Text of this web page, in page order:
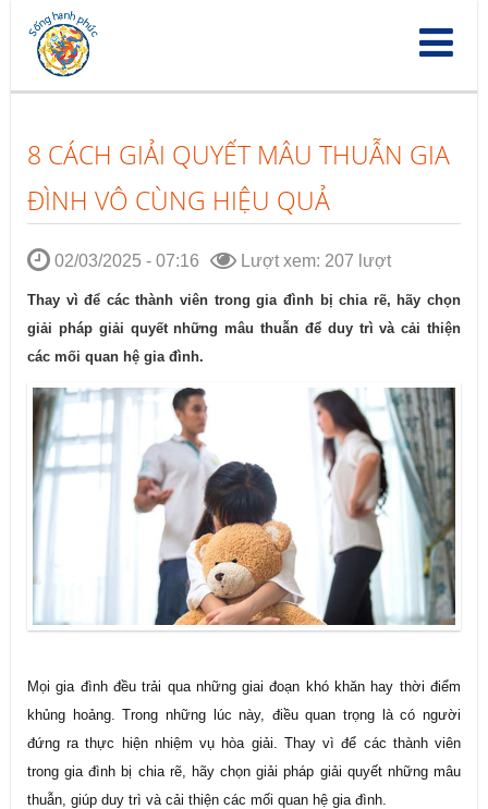
dung
8 CÁCH GIẢI QUYẾT MÂU THUẪN GIA
ĐÌNH VÔ CÙNG HIỆU QUẢ
02/03/2025 - 07:16 Lượt xem: 207 lượt
Thay vì để các thành viên trong gia đình bị chia rẽ, hãy chọn
giải pháp giải quyết những mâu thuẫn để duy trì và cải thiện
các mối quan hệ gia đình.
Mọi gia đình đều trải qua những giai đoạn khó khăn hay thời điểm
khủng hoảng. Trong những lúc này, điều quan trọng là có người
đứng ra thực hiện nhiệm vụ hòa giải. Thay vì để các thành viên
trong gia đình bị chia rẽ, hãy chọn giải pháp giải quyết những mâu
thuẫn, giúp duy trì và cải thiện các mối quan hệ gia đình.